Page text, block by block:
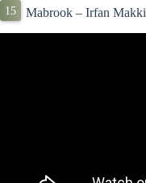
Mabrook – Irfan Makki